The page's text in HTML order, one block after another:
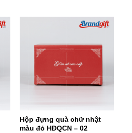
Hộp đựng quà chữ nhật
màu đỏ HĐQCN – 02